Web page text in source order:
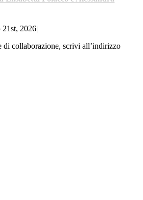
21st, 2026|
di collaborazione, scrivi all’indirizzo